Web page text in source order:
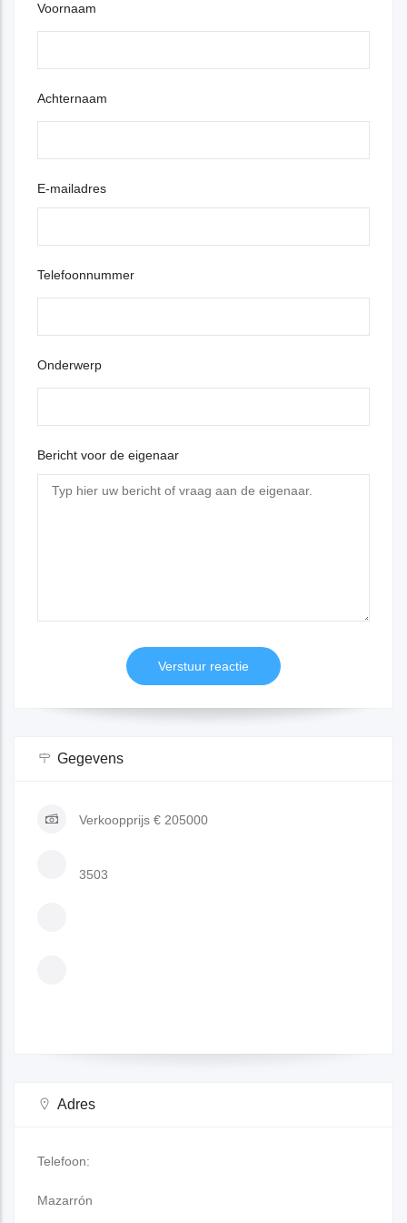
Voornaam
Achternaam
E-mailadres
Telefoonnummer
Onderwerp
Bericht voor de eigenaar
Gegevens
Verkoopprijs € 205000
3503
Adres
Telefoon:
Mazarrón